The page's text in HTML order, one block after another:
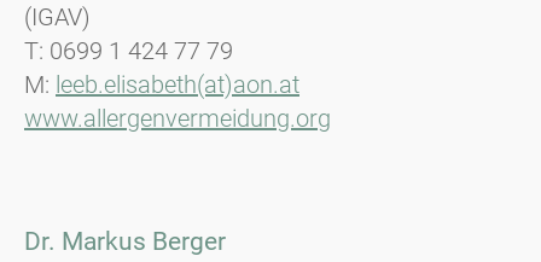
(IGAV)
T: 0699 1 424 77 79
M: leeb.elisabeth(at)aon.at
www.allergenvermeidung.org
Dr. Markus Berger